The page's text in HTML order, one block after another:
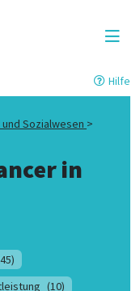
Hilfe
Sozialwesen >
in
(10)